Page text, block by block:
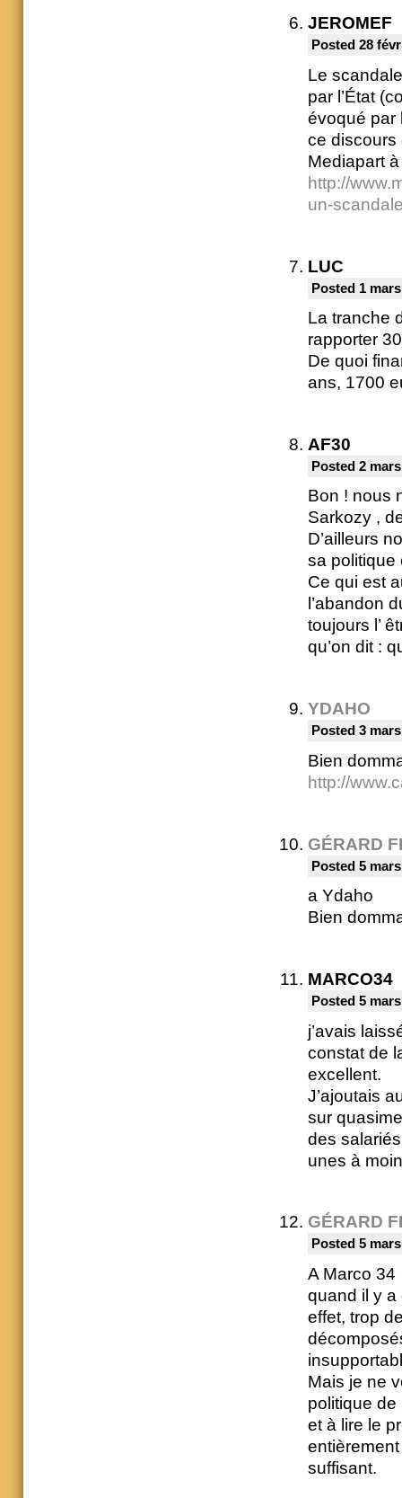
JEROMEF
Posted 28
Le
par l’État
évoqué par
ce discours
Mediapart
http://
un-
LUC
Posted 1
La tranche
rapporter
De quoi
ans, 1700
AF30
Posted 2
Bon ! nous
Sarkozy ,
D’ailleurs
sa politique
Ce qui est
l’abandon
toujours l’
qu’on dit :
YDAHO
Posted 3
Bien
http://
GÉRARD
Posted 5
a Ydaho
Bien
MARCO34
Posted 5
j’avais
constat de
excellent.
J’ajoutais
sur
des
unes à
GÉRARD
Posted 5
A Marco 34
quand il y a
effet, trop
Mais je ne
politique de
et à lire le
suffisant.